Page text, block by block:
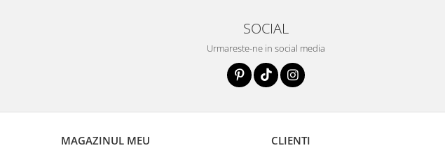
SOCIAL
Urmareste-ne in social media
MAGAZINUL MEU CLIENTI